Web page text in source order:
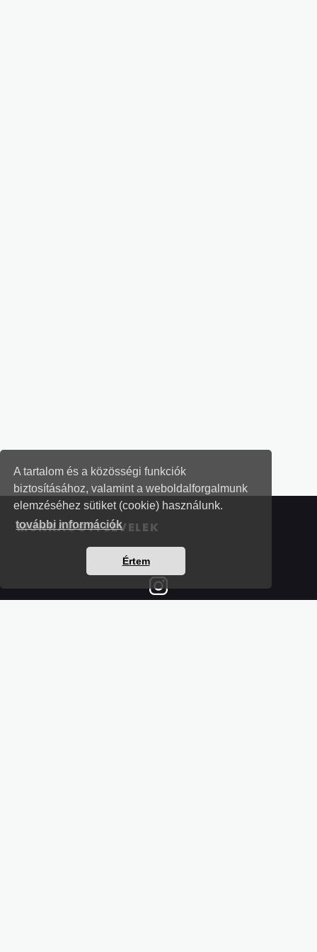
A tartalom és a közösségi funkciók
biztosításához, valamint a weboldalforgalmunk
elemzéséhez sütiket (cookie) használunk.
további információk
Értem
MUNKAÜGYI LEVELEK